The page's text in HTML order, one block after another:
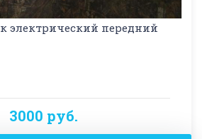
электрический передний
3000 руб.